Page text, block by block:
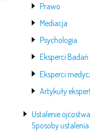
Prawo
Mediacja
Psychologia
Eksperci Badań
Eksperci
Artykuły
Ustalenie
Sposoby